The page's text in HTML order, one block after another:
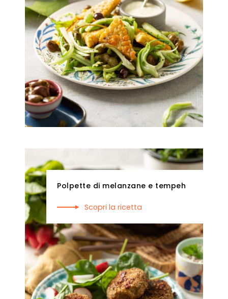
Polpette di melanzane e tempeh
Scopri la ricetta